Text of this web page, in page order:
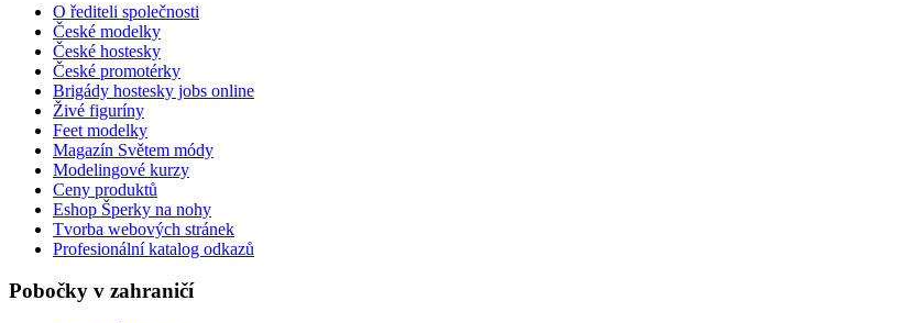
O řediteli společnosti
České modelky
České hostesky
České promotérky
Brigády hostesky jobs online
Živé figuríny
Feet modelky
Magazín Světem módy
Modelingové kurzy
Ceny produktů
Eshop Šperky na nohy
Tvorba webových stránek
Profesionální katalog odkazů
Pobočky v zahraničí